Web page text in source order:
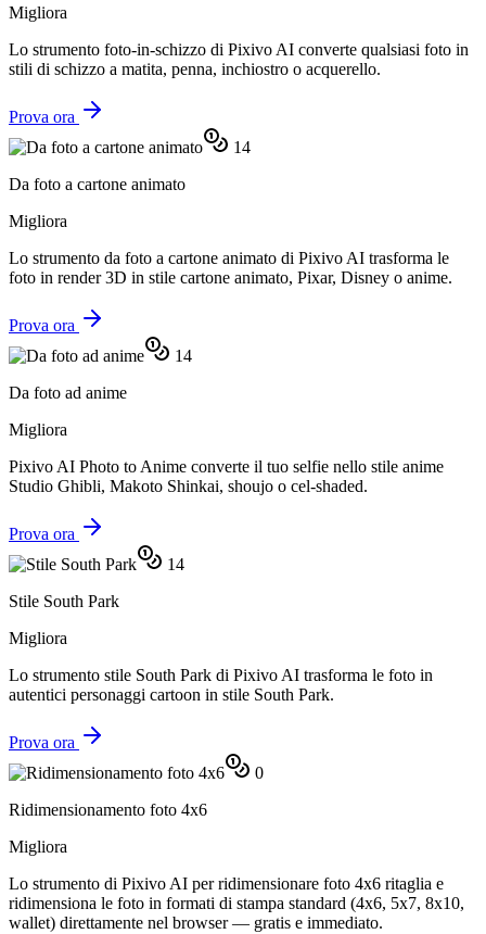
Migliora
Lo strumento foto-in-schizzo di Pixivo AI converte qualsiasi foto in
stili di schizzo a matita, penna, inchiostro o acquerello.
Prova ora
14
Da foto a cartone animato
Migliora
Lo strumento da foto a cartone animato di Pixivo AI trasforma le
foto in render 3D in stile cartone animato, Pixar, Disney o anime.
Prova ora
14
Da foto ad anime
Migliora
Pixivo AI Photo to Anime converte il tuo selfie nello stile anime
Studio Ghibli, Makoto Shinkai, shoujo o cel-shaded.
Prova ora
14
Stile South Park
Migliora
Lo strumento stile South Park di Pixivo AI trasforma le foto in
autentici personaggi cartoon in stile South Park.
Prova ora
0
Ridimensionamento foto 4x6
Migliora
Lo strumento di Pixivo AI per ridimensionare foto 4x6 ritaglia e
ridimensiona le foto in formati di stampa standard (4x6, 5x7, 8x10,
wallet) direttamente nel browser — gratis e immediato.